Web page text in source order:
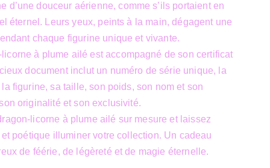
d’une douceur aérienne, comme s’ils portaient en
éternel. Leurs yeux, peints à la main, dégagent une
chaque figurine unique et vivante.
à plume ailé est accompagné de son certificat
document inclut un numéro de série unique, la
figurine, sa taille, son poids, son nom et son
originalité et son exclusivité.
licorne à plume ailé sur mesure et laissez
poétique illuminer votre collection. Un cadeau
de féérie, de légèreté et de magie éternelle.